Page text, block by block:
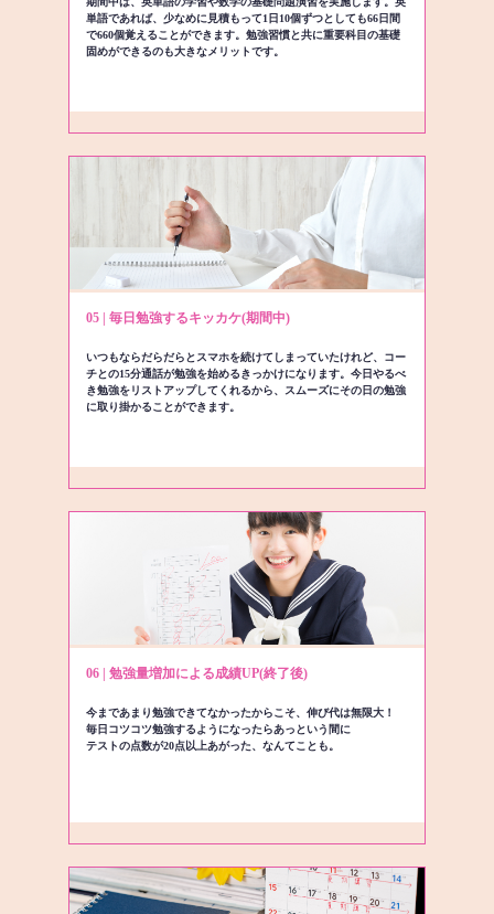
単語であれば、少なめに見積もって1日10個ずつとしても66日間
で660個覚えることができます。勉強習慣と共に重要科目の基礎
固めができるのも大きなメリットです。
05 | 毎日勉強するキッカケ(期間中)
いつもならだらだらとスマホを続けてしまっていたけれど、コー
チとの15分通話が勉強を始めるきっかけになります。今日やるべ
き勉強をリストアップしてくれるから、スムーズにその日の勉強
に取り掛かることができます。
06 | 勉強量増加による成績UP(終了後)
今まであまり勉強できてなかったからこそ、伸び代は無限大！
毎日コツコツ勉強するようになったらあっという間に
テストの点数が20点以上あがった、なんてことも。